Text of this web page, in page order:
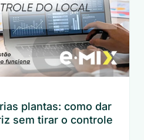
plantas: como dar
sem tirar o controle